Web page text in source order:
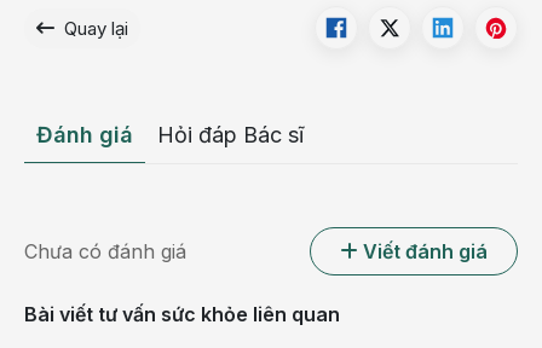
mẹ nên thăm khám sớm với bác sĩ để xác định chính
Nguyên nhân gây khó thở khi mang thai
Có nhiều nguyên nhân khiến mẹ bầu gặp phải tình trạng
khó thở. Trong đó thường gặp nhất là do sự thay đổi các
hormone trong cơ thể mẹ khi mang thai, đặc biệt
Quay lại
Đánh giá Hỏi đáp Bác sĩ
Chưa có đánh giá Viết đánh giá
Bài viết tư vấn sức khỏe liên quan